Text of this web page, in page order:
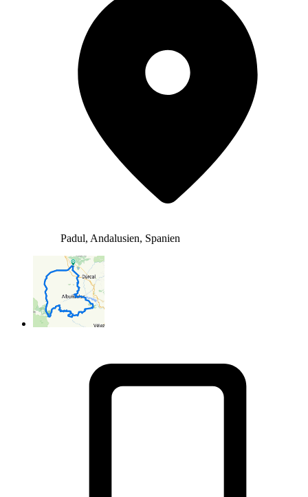
Padul, Andalusien, Spanien